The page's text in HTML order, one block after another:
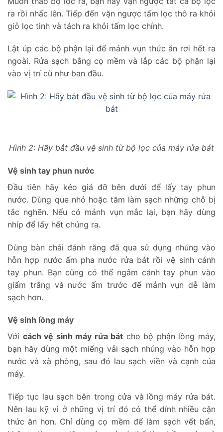
ra rồi nhấc lên. Tiếp đến vặn ngược tấm lọc thô ra khỏi
giỏ lọc tinh và tách ra khỏi tấm lọc chính.
Lật úp các bộ phận lại để mảnh vụn thức ăn rơi hết ra
ngoài. Rửa sạch bằng cọ mềm và lắp các bộ phận lại
vào vị trí cũ như ban đầu.
Hình 2: Hãy bắt đầu vệ sinh từ bộ lọc của máy rửa bát
Vệ sinh tay phun nước
Đầu tiên hãy kéo giá đỡ bên dưới để lấy tay phun
nước. Dùng que nhỏ hoặc tăm làm sạch những chỗ bị
tắc nghẽn. Nếu có mảnh vụn mắc lại, bạn hãy dùng
nhíp để lấy hết chúng ra.
Dùng bàn chải đánh răng đã qua sử dụng nhúng vào
hỗn hợp nước ấm pha nước rửa bát rồi vệ sinh cánh
tay phun. Bạn cũng có thể ngâm cánh tay phun vào
giấm trắng và nước ấm trước để mảnh vụn dễ làm
sạch hơn.
Vệ sinh lồng máy
Với cách vệ sinh máy rửa bát cho bộ phận lồng máy,
bạn hãy dùng một miếng vải sạch nhúng vào hỗn hợp
nước và xà phòng, sau đó lau sạch viền và cạnh của
máy.
Tiếp tục lau sạch bên trong cửa và lồng máy rửa bát.
Nên lau kỹ vì ở những vị trí đó có thể dính nhiều cặn
thức ăn hơn. Chỉ dùng cọ mềm để làm sạch vết bẩn,